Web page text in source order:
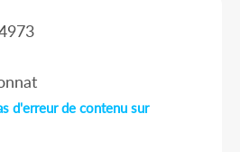
d'erreur de contenu sur